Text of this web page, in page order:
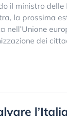
il ministro
la prossima
nell’Unione
dei